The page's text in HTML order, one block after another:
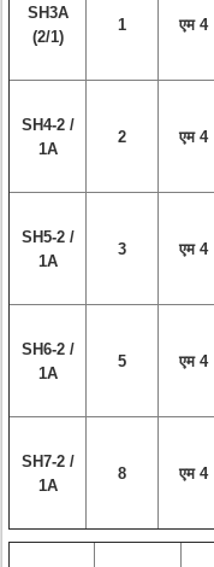
SH3A
(2/1)
1 एम 4
SH4-2 /
1A
2 एम 4
SH5-2 /
1A
3 एम 4
SH6-2 /
1A
5 एम 4
SH7-2 /
1A
8 एम 4